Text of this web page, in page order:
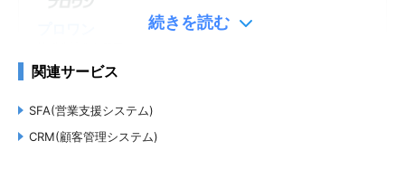
5.0
続きを読む
関連サービス
SFA(営業支援システム)
CRM(顧客管理システム)